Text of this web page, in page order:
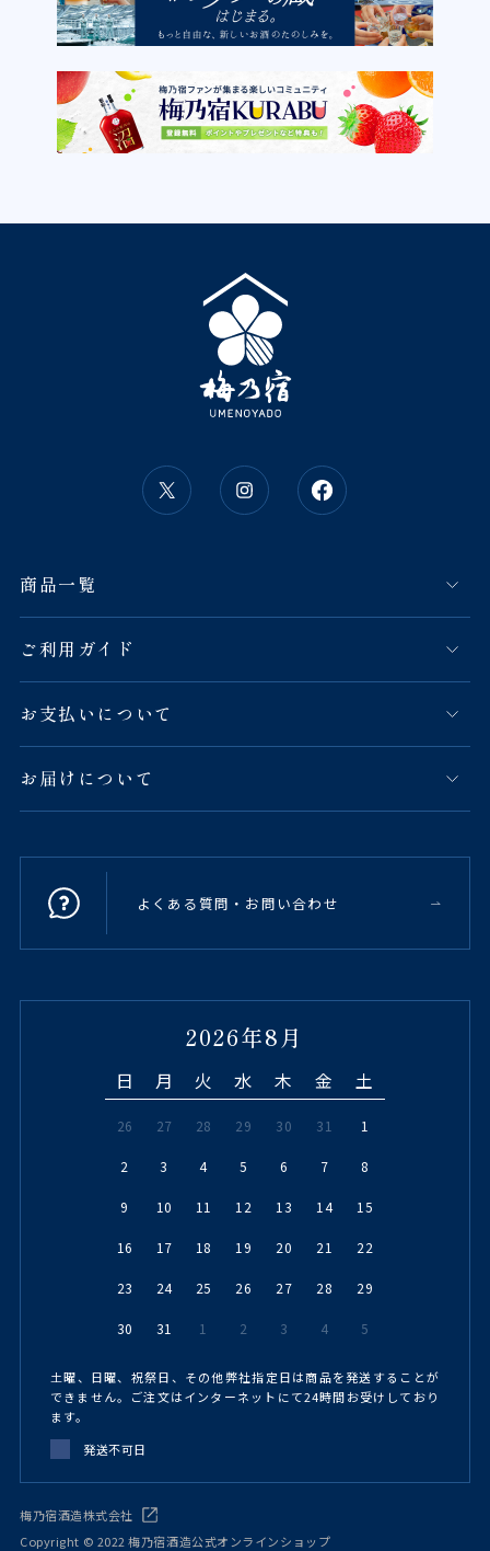
商品一覧
ご利用ガイド
お支払いについて
お届けについて
よくある質問・お問い合わせ
2026年8月
日 月 火 水 木 金 土
26 27 28 29 30 31 1
2 3 4 5 6 7 8
9 10 11 12 13 14 15
16 17 18 19 20 21 22
23 24 25 26 27 28 29
30 31 1 2 3 4 5
土曜、日曜、祝祭日、その他弊社指定日は商品を発送することが
できません。ご注文はインターネットにて24時間お受けしており
ます。
発送不可日
梅乃宿酒造株式会社
Copyright © 2022 梅乃宿酒造公式オンラインショップ